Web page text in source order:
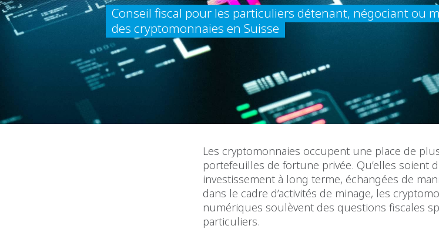
Conseil fiscal pour les particuliers détenant, négociant ou
des cryptomonnaies en Suisse
Les cryptomonnaies occupent une place de
portefeuilles de fortune privée. Qu’elles soient
investissement à long terme, échangées de
dans le cadre d’activités de minage, les
numériques soulèvent des questions fiscales
particuliers.